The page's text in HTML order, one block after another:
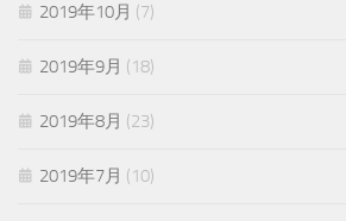
2019年10月 (7)
2019年9月 (18)
2019年8月 (23)
2019年7月 (10)